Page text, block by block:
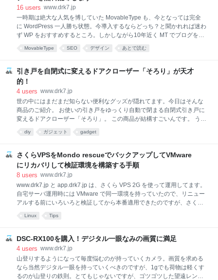
い返せばおもいっきり心当たりありまくりです。
とをまだ知らなかった時期のことです。 仕事の関係で
Linux kernel のソースコードを展開した直後、突如
Mac のファンが勢い良く回りだし動作が凄く重くなっ
たことがあります。アクティビティモニターを
16 users www.drk7.jp
一時期は絶大な人気を博していた MovableType も、今となっては完全
に WordPress 一人勝ち状態。今導入するならどっち？と聞かれれば迷わ
ず WP をおすすめするところ。しかしながら10年近く MT でブログを運
営してきて、いろいろ独自patchを当てて運用しているので、今更MT以
外に乗り換えがきかないところまで来てるのが、当ブログの実態。 自分
あり、そろそろモバイル対応でもするかなと思い立ったのが 2013年12
月ほど。年末年始の空き時間を見つけて一気に作りこんでレスポンシブ
WEBデザイン対応させました。 モバイルデバイス対応も WP なら豊富
言で言うと『MT にも STINGER3 みたいなテーマが欲しいんです！』 そ
う思って探しまくってみ
MovableType SEO デザイン あとで読む
引き戸を自閉式に変えるドアクローザー「そろり」が天才
的！
4 users www.drk7.jp
世の中にはまだまだ知らない便利なグッズが隠れてます。今日はそんな
商品のご紹介。 お使いの引き戸をゆっくり自動で閉まる自閉式引き戸に
変えるドアクローザー「そろり」。 この商品が結構すごいんです。 うち
り閉まらないキッチンの引き戸。毎日のように聞く「戸をぴっしっと締
ライラが一つ減りました。しかも電気不要のエコ商品！ 我が家の引き戸
はこんなかんじに変身しました。ヽ(=´▽`=)ﾉ 開封の儀。届いたばかりの
商品を開封。 中はゼンマイ式のリール構造になっています。電気不要の
ーで20万回の開閉試験をクリアしているとのことです。いまいち適用範
囲がよくわかりませんが、うちの引き戸は古いので若干力がいる感じ
diy ガジェット gadget
さくらVPSをMondo rescueでバックアップしてVMware
にリカバリして検証環境を構築する手順
8 users www.drk7.jp
www.drk7.jp と app.drk7.jp は、さくら VPS 2G を使って運用してます。
自宅サーバ運用時には VMware で同一環境を持っていたので、リニュー
アルする前にいろいろと検証してから本番適用できたのですが、さくら
ので年末年始の時間を利用してちょいとリニューアルしようと思い立つ
いろいろミドルウェアを入れてる都合上、新規に OS からインストール
なんて考えられない。 そこで Mondo rescue という無料のバックアップ
ツールを利用して、さくら VPS 環境をバックアップし、OSX 上の VM
Fusion にリカバリして検証環境を作ることにしました。これがネットに
出てるいろんな情報を参考にトライするも正常起動せず、えらい苦労し
Linux Tips
DSC-RX100を購入！デジタル一眼なみの画質に満足
4 users www.drk7.jp
山登りするようになって毎度悩むのが持っていくカメラ。画質を求める
なら当然デジタル一眼を持っていくべきのですが、1gでも荷物は軽くす
るのが山登りの鉄則。とてもじゃないですが、ゴツゴツした望遠レンズ